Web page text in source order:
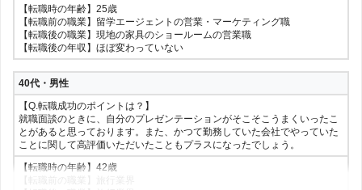
30代・女性
【Q.転職成功のポイントは？】
ホテルで英語を使いながら多国籍のお客さまの対応をするフロント業務を
経験していることが、プラスポイントになり旅行業界での転職でも好感を
【転職時の年齢】25歳
【転職前の職業】ホテル業界にて受付
【転職後の職業】日本人以外のお客様を含む接客対応をする旅行業界
【転職後の年収】年収アップした
40代・女性
30代・女性
【Q.転職成功のポイントは？】
TOEIC855点をアピール、過去に中古車輸出企業での電話営業と民泊運営
会社で英語のコンテンツ作成を担当していたため、英語の実務経験があっ
たところ。
【転職時の年齢】29歳
【転職前の職業】翻訳会社のプロジェクトマネージャー(外資系企業でほぼ
英語を毎日使う環境)
【転職後の職業】外資系翻訳会社のプロジェクトマネージャーです。私は
翻訳をしませんが、翻訳のマネジメントを世界中の翻訳者や社員と行って
います。
【転職後の年収】ほぼ変わっていない
【転職時の年齢】25歳
【転職前の職業】留学エージェントの営業・マーケティング職
【転職後の職業】現地の家具のショールームの営業職
【転職後の年収】ほぼ変わっていない
40代・男性
【Q.転職成功のポイントは？】
就職面談のときに、自分のプレゼンテーションがそこそこうまくいったこ
とがあると思っております。また、かつて勤務していた会社でやっていた
ことに関して高評価いただいたこともプラスになったでしょう。
【転職時の年齢】42歳